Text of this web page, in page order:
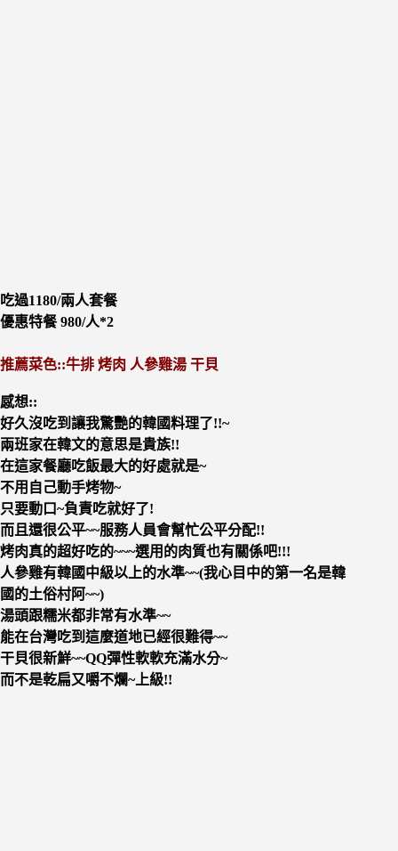
吃過1180/兩人套餐
優惠特餐 980/人*2
推薦菜色::牛排 烤肉 人參雞湯 干貝
感想::
好久沒吃到讓我驚艷的韓國料理了!!~
兩班家在韓文的意思是貴族!!
在這家餐廳吃飯最大的好處就是~
不用自己動手烤物~
只要動口~負責吃就好了!
而且還很公平~~服務人員會幫忙公平分配!!
烤肉真的超好吃的~~~選用的肉質也有關係吧!!!
人參雞有韓國中級以上的水準~~(我心目中的第一名是韓
國的土俗村阿~~)
湯頭跟糯米都非常有水準~~
能在台灣吃到這麼道地已經很難得~~
干貝很新鮮~~QQ彈性軟軟充滿水分~
而不是乾扁又嚼不爛~上級!!